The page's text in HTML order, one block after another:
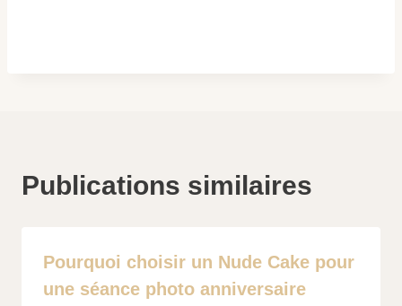
Publications similaires
Pourquoi choisir un Nude Cake pour
une séance photo anniversaire